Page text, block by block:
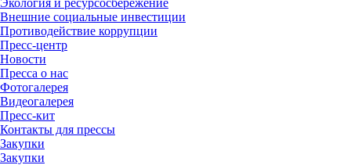
Внешние социальные инвестиции
Противодействие коррупции
Пресс-центр
Новости
Пресса о нас
Фотогалерея
Видеогалерея
Пресс-кит
Контакты для прессы
Закупки
Закупки